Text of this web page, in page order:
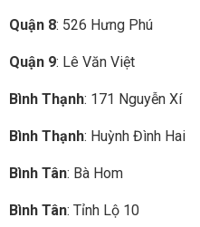
Quận 8: 526 Hưng Phú
Quận 9: Lê Văn Việt
Bình Thạnh: 171 Nguyễn Xí
Bình Thạnh: Huỳnh Đình Hai
Bình Tân: Bà Hom
Bình Tân: Tỉnh Lộ 10